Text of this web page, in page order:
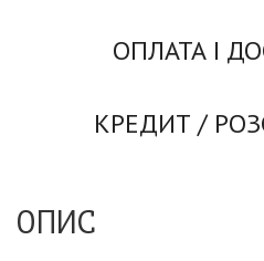
ОПЛАТА І
КРЕДИТ /
ОПИС